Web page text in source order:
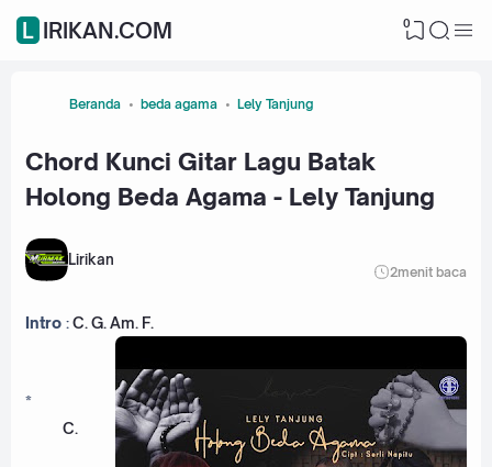
LIRIKAN.COM 0
Beranda beda agama Lely Tanjung
Chord Kunci Gitar Lagu Batak
Holong Beda Agama - Lely Tanjung
Lirikan
2menit baca
Intro :C. G. Am. F.
*
C.